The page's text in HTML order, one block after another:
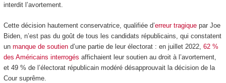
interdit l’avortement.
Cette décision hautement conservatrice, qualifiée d’erreur tragiquepar Joe
Biden, n’est pas du goût de tous les candidats républicains, qui constatent
un manque de soutiend’une partie de leur électorat : en juillet 2022, 62 %
des Américains interrogés affichaient leur soutien au droit à l’avortement,
et 49 % de l’électorat républicain modéré désapprouvait la décision de la
Cour suprême.